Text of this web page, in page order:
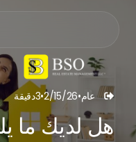
 عام•
2/15/26
•
3دقيقة
هل لديك ما